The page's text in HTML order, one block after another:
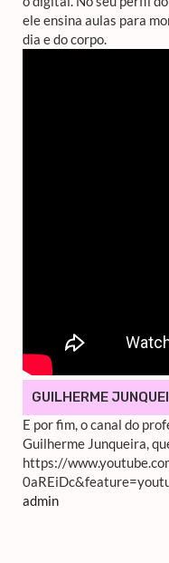
ele ensina aulas para
dia e do corpo.
GUILHERME
E por fim, o canal do
Guilherme Junqueira,
https://
admin